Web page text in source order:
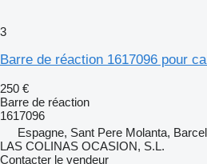
3
Barre de réaction 1617096 pour
250 €
Barre de réaction
1617096
Espagne, Sant Pere Molanta,
LAS COLINAS OCASION, S.L.
Contacter le vendeur